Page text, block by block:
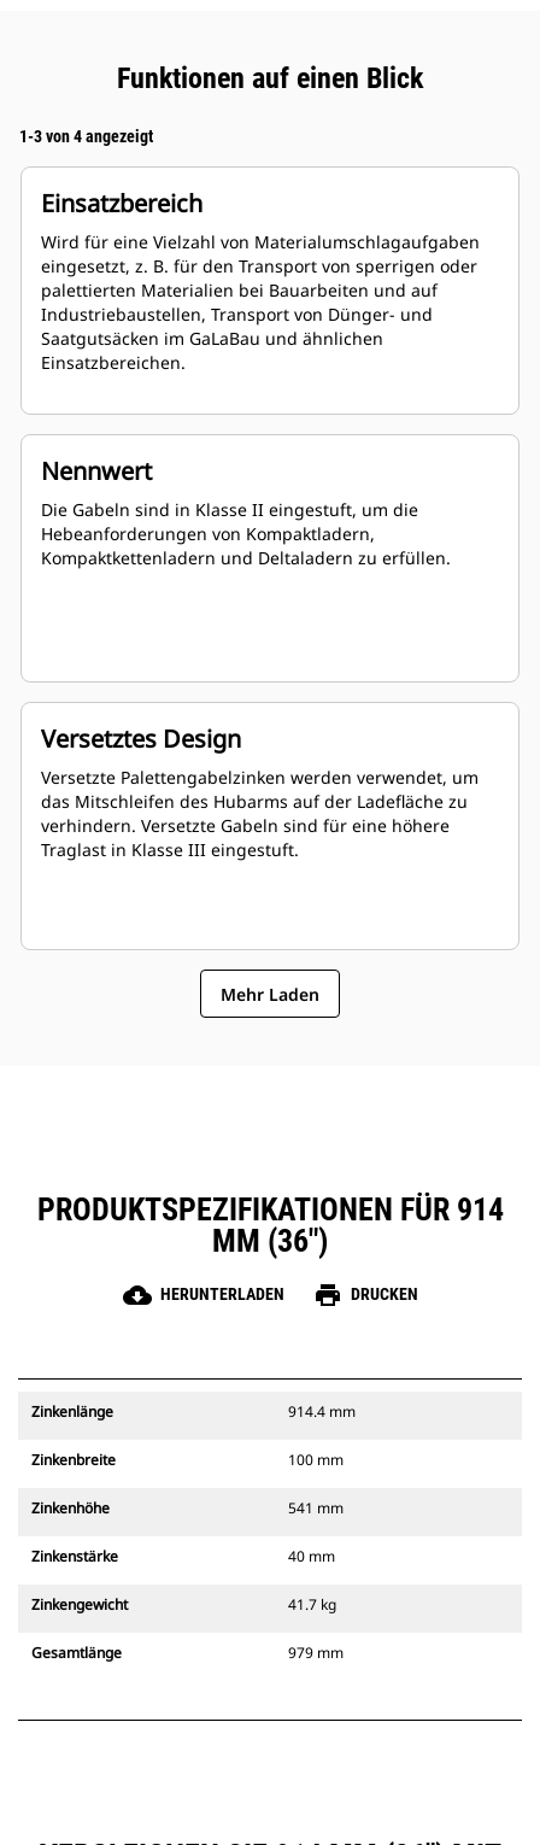
Funktionen auf einen Blick
1-3 von 4 angezeigt
Einsatzbereich
Wird für eine Vielzahl von Materialumschlagaufgaben
eingesetzt, z. B. für den Transport von sperrigen oder
palettierten Materialien bei Bauarbeiten und auf
Industriebaustellen, Transport von Dünger- und
Saatgutsäcken im GaLaBau und ähnlichen
Einsatzbereichen.
Nennwert
Die Gabeln sind in Klasse II eingestuft, um die
Hebeanforderungen von Kompaktladern,
Kompaktkettenladern und Deltaladern zu erfüllen.
Versetztes Design
Versetzte Palettengabelzinken werden verwendet, um
das Mitschleifen des Hubarms auf der Ladefläche zu
verhindern. Versetzte Gabeln sind für eine höhere
Traglast in Klasse III eingestuft.
Mehr Laden
PRODUKTSPEZIFIKATIONEN FÜR 914
MM (36")
cloud_download HERUNTERLADEN print DRUCKEN
Zinkenlänge 914.4 mm
Zinkenbreite 100 mm
Zinkenhöhe 541 mm
Zinkenstärke 40 mm
Zinkengewicht 41.7 kg
Gesamtlänge 979 mm